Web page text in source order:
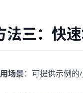
法三：快
场景：可提供示例